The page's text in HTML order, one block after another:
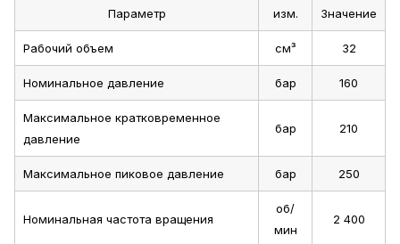
Параметр изм. Значение
Рабочий объем см³ 32
Номинальное давление бар 160
Максимальное кратковременное
давление
бар 210
Максимальное пиковое давление бар 250
Номинальная частота вращения
об/
мин
2 400‬